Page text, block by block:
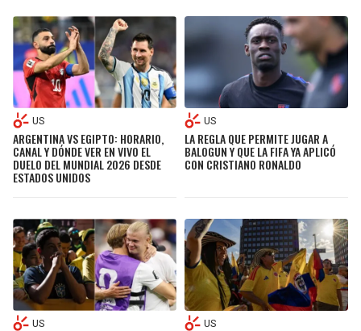
BEARS
LIONS
PACKERS
VIKINGS
FALCONS
PANTHERS
SAINTS
BUCCANEERS
SPURS
NUGGETS
TIMBERWOLVES
THUNDER
TRAIL BLAZERS
JAZZ
US
ARGENTINA VS EGIPTO: HORARIO,
CANAL Y DÓNDE VER EN VIVO EL
DUELO DEL MUNDIAL 2026 DESDE
ESTADOS UNIDOS
US
LA REGLA QUE PERMITE JUGAR A
BALOGUN Y QUE LA FIFA YA APLICÓ
CON CRISTIANO RONALDO
US US